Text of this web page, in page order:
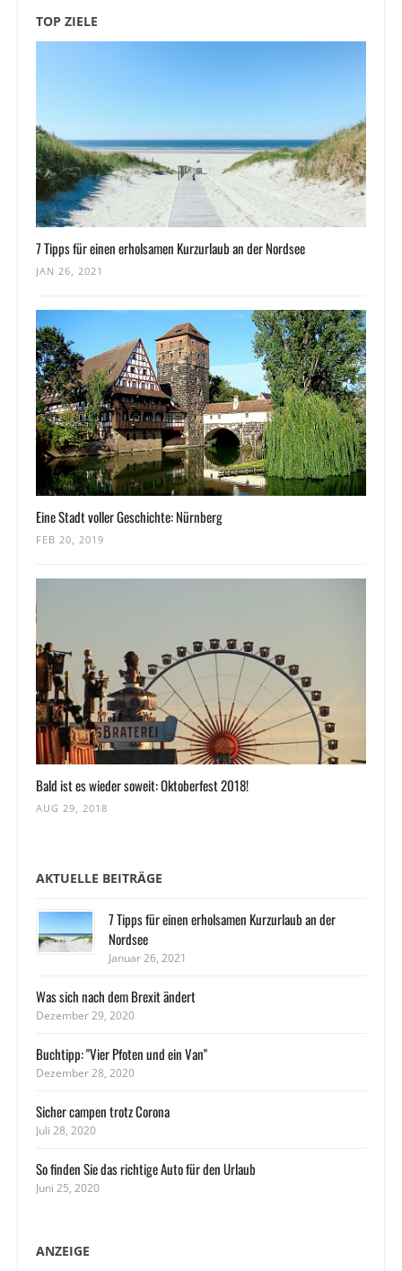
TOP ZIELE
7 Tipps für einen erholsamen Kurzurlaub an der Nordsee
JAN 26, 2021
Eine Stadt voller Geschichte: Nürnberg
FEB 20, 2019
Bald ist es wieder soweit: Oktoberfest 2018!
AUG 29, 2018
AKTUELLE BEITRÄGE
7 Tipps für einen erholsamen Kurzurlaub an der
Nordsee
Januar 26, 2021
Was sich nach dem Brexit ändert
Dezember 29, 2020
Buchtipp: "Vier Pfoten und ein Van"
Dezember 28, 2020
Sicher campen trotz Corona
Juli 28, 2020
So finden Sie das richtige Auto für den Urlaub
Juni 25, 2020
ANZEIGE